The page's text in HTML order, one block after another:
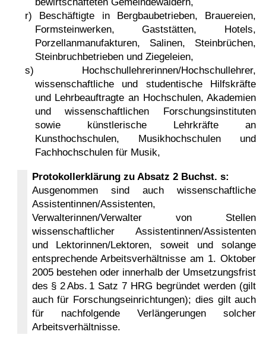
r) Beschäftigte in Bergbaubetrieben, Brauereien,
Formsteinwerken, Gaststätten, Hotels,
Porzellanmanufakturen, Salinen, Steinbrüchen,
Steinbruchbetrieben und Ziegeleien,
s) Hochschullehrerinnen/Hochschullehrer,
wissenschaftliche und studen­tische Hilfs­kräfte
und Lehrbeauf­tragte an Hochschulen, Akademien
und wissenschaftlichen Forschungsinstituten
sowie künstlerische Lehrkräfte an
Kunsthochschulen, Musikhochschulen und
Fachhochschulen für Musik,
Protokollerklärung zu Absatz 2 Buchst. s:
Ausgenommen sind auch wissenschaftliche
Assistentinnen/Assistenten,
Verwalterinnen/Verwalter von Stellen
wissenschaftlicher Assistentinnen/Assistenten
und Lektorinnen/Lektoren, soweit und solange
entsprechende Arbeitsverhältnisse am 1. Oktober
2005 bestehen oder innerhalb der Umsetzungsfrist
des § 2 Abs. 1 Satz 7 HRG begründet werden (gilt
auch für Forschungseinrichtungen); dies gilt auch
für nachfolgende Verlängerungen solcher
Arbeitsverhältnisse.